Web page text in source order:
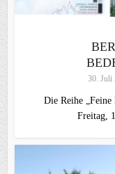
30. Juli
Die Reihe
Freitag,